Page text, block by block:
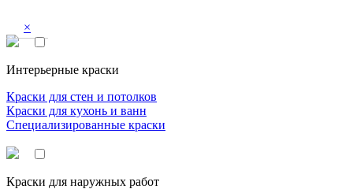
×
Интерьерные краски
Краски для стен и потолков
Краски для кухонь и ванн
Специализированные краски
Краски для наружных работ